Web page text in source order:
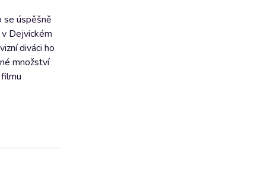
se úspěšně
Dejvickém
diváci ho
množství